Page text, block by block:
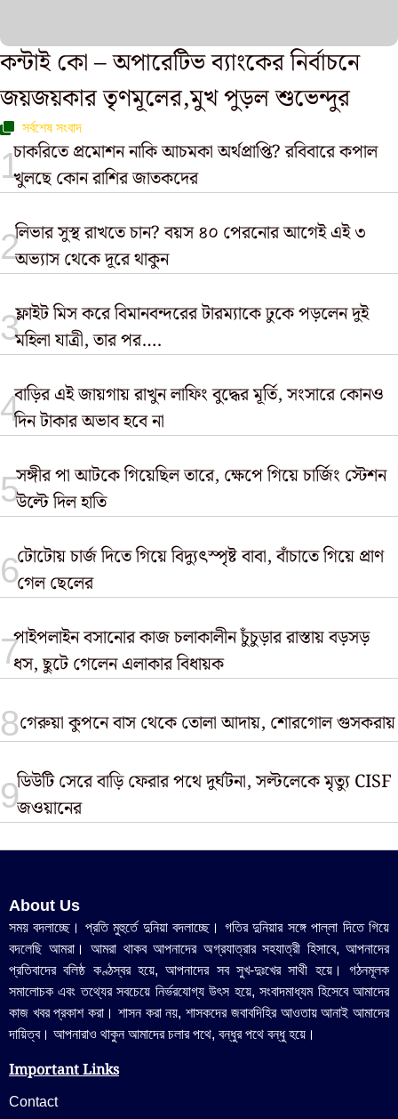
কন্টাই কো – অপারেটিভ ব্যাংকের নির্বাচনে
জয়জয়কার তৃণমূলের,মুখ পুড়ল শুভেন্দুর
সর্বশেষ সংবাদ
চাকরিতে প্রমোশন নাকি আচমকা অর্থপ্রাপ্তি? রবিবারে কপাল
খুলছে কোন রাশির জাতকদের
লিভার সুস্থ রাখতে চান? বয়স ৪০ পেরনোর আগেই এই ৩
অভ্যাস থেকে দূরে থাকুন
ফ্লাইট মিস করে বিমানবন্দরের টারম্যাকে ঢুকে পড়লেন দুই
মহিলা যাত্রী, তার পর….
বাড়ির এই জায়গায় রাখুন লাফিং বুদ্ধের মূর্তি, সংসারে কোনও
দিন টাকার অভাব হবে না
সঙ্গীর পা আটকে গিয়েছিল তারে, ক্ষেপে গিয়ে চার্জিং স্টেশন
উল্টে দিল হাতি
টোটোয় চার্জ দিতে গিয়ে বিদ্যুৎস্পৃষ্ট বাবা, বাঁচাতে গিয়ে প্রাণ
গেল ছেলের
পাইপলাইন বসানোর কাজ চলাকালীন চুঁচুড়ার রাস্তায় বড়সড়
ধস, ছুটে গেলেন এলাকার বিধায়ক
গেরুয়া কুপনে বাস থেকে তোলা আদায়, শোরগোল গুসকরায়
ডিউটি সেরে বাড়ি ফেরার পথে দুর্ঘটনা, সল্টলেকে মৃত্যু CISF
জওয়ানের
About Us
সময় বদলাচ্ছে। প্রতি মুহুর্তে দুনিয়া বদলাচ্ছে। গতির দুনিয়ার সঙ্গে পাল্লা দিতে গিয়ে
বদলেছি আমরা। আমরা থাকব আপনাদের অগ্রযাত্রার সহযাত্রী হিসাবে, আপনাদের
প্রতিবাদের বলিষ্ঠ কণ্ঠস্বর হয়ে, আপনাদের সব সুখ-দুঃখের সাথী হয়ে। গঠনমূলক
সমালোচক এবং তথ্যের সবচেয়ে নির্ভরযোগ্য উ‍ৎস হয়ে, সংবাদমাধ্যম হিসেবে আমাদের
কাজ খবর প্রকাশ করা। শাসন করা নয়, শাসকদের জবাবদিহির আওতায় আনাই আমাদের
দায়িত্ব। আপনারাও থাকুন আমাদের চলার পথে, বন্ধুর পথে বন্ধু হয়ে।
Important Links
Contact